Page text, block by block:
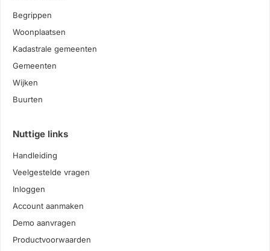
Begrippen
Woonplaatsen
Kadastrale gemeenten
Gemeenten
Wijken
Buurten
Nuttige links
Handleiding
Veelgestelde vragen
Inloggen
Account aanmaken
Demo aanvragen
Productvoorwaarden